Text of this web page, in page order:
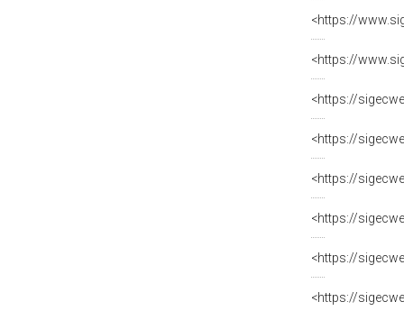
<https://
<https://
<https://
<https://
<https://
<https://
<https://
<https://